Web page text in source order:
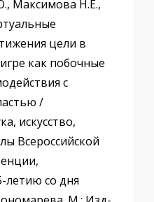
Максимова Н.Е.,
цели в
как побочные
с
/
искусство,
Всероссийской
летию со дня